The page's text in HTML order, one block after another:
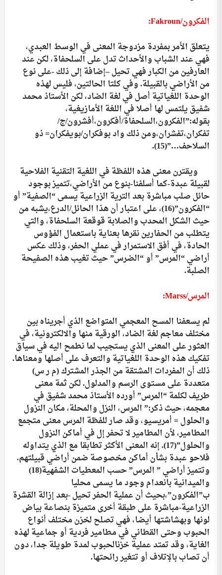
الفكرون/Fakroun
:
يتعلق الأمر بمفردة مزدوجة المعنى في الوسط العبدي،
فهي عند الشباب والأحداث تدل على السلحفاة، لكن عند
العارفين من الكبار فهي تحيل –إضافة إلى ذلك -على نوع
من الأراضي بالقبيلة. وفي كلتا الحالتين، فليس لهذه
الوحدة اللغياتية أصل في لغة الضاد، لكن الأستاذ محمد
شفيق يلتمس لها أصلا في اللغة الأمازيغية،
بقوله:”الفكرون،السلحفاة/أفكرون،أفشرون/ج/
تفكران،تفشران،ومن ذلك واد بوفكران/بويفكران= ذو
السلاحف…”(15)
.
ويقترن معنى هذه اللفظة في اللغية التقنية الفلاحية
لقبيلة عبدة-كما أسلفنا-بنوع من الأراضي،تتميز بوجود
حائل صلب مباشرة بعد الترية الزراعية يسمى “الصفية” أو
“الفكرون”(16)
، على اعتبار أن هذا الحائل/الدرع،يشبه من
حيث الشكل المحدب والصلابة قوقعة السلحفاة، والتي
يتطلب من الحفارين نقرها بعناية باستعمال الفؤوس
الحادة، في أفق الاستمرار في عملي الحفر، وذلك عكس
أراضي “المرس” أو “الضرس” حيث تغيب هذه الصفيحة
الصلبة.
المرس/Marss
:
لم يسعفنا المسح المعجمي المتواضع الذي أجريناه بين
مختلف معاجم لغة الضاد، الورقية منها والالكترونية، في
العثور على المعنى الذي يستجيب لما نطمح اليه في سياق
تفكيك هذه الوحدة اللغياتية والتعرف على أصلها ومعناها.
ذلك أن المفردات المشتقة من الجذر المشترك (م ر س)
متعددة على مستوى الرسم والمدلول. لكن ثمة معنى
طريف لكلمة “المرس” أورده الأستاذ محمد شفيق في
معجمه، حيث ذكر:” المرس، النزل والمحلة، مكان النزول
والحلول = أمريسيو، وقد صار للفظة المرس معنى متجمع
المطامير، لأن المطامير لا تحفر إل في أماكن النزول
والحلول”(17)
. إنه المعنى الأكثر تطابقا مع الذي يتداوله
فلاحو عبدة بشأن أماكن مخصوصة ضمن أراضي قبيلتهم.
وتتميز أراضي ” المرس” حسب المعطيات الشفهية(18)
والميدانية بانعدام وجود ما يسمى محليا
ب”الفكرون”،بحيث أن عملية الحفر تحيل -بعد إزالة القشرة
الزراعية-مباشرة على طبقة أخرى متميزة بنصاعة بياض
لونها وبهشاشتها أيضا، فهي تصلح لخزن مختلف أنواع
الحبوب وحتى القطاني في مطامير فردية أو جماعية لهذه
الغاية، وقد تمتد عملية خزنالحبوب لمدة طويلة جدا، دون
أن تصاب بالإتلاف أو تتغير رائحتها.